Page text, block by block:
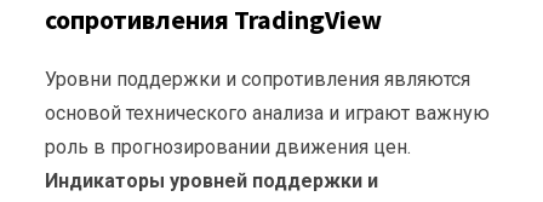
сопротивления TradingView
Уровни поддержки и сопротивления являются
основой технического анализа и играют важную
роль в прогнозировании движения цен.
Индикаторы уровней поддержки и